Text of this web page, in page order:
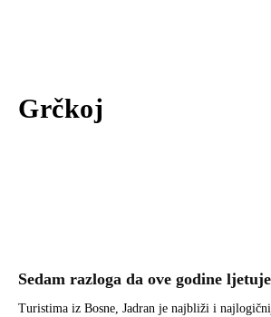
Grčkoj
Sedam razloga da ove godine
Turistima iz Bosne, Jadran je najbliži i